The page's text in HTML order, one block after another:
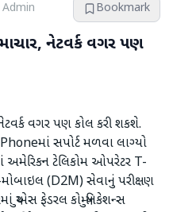
Bookmark
નેટવર્ક વગર પણ
વગર પણ કોલ કરી શકશે.
સપોર્ટ મળવા લાગ્યો
ટેલિકોમ ઓપરેટર T-
(D2M) સેવાનું પરીક્ષણ
યુએસ ફેડરલ કોમ્યુનિકેશન્સ